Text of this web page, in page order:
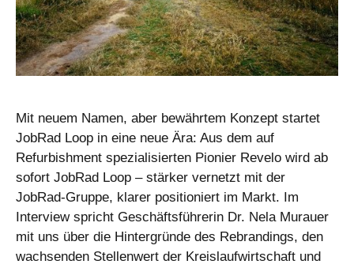
Mit neuem Namen, aber bewährtem Konzept startet
JobRad Loop in eine neue Ära: Aus dem auf
Refurbishment spezialisierten Pionier Revelo wird ab
sofort JobRad Loop – stärker vernetzt mit der
JobRad-Gruppe, klarer positioniert im Markt. Im
Interview spricht Geschäftsführerin Dr. Nela Murauer
mit uns über die Hintergründe des Rebrandings, den
wachsenden Stellenwert der Kreislaufwirtschaft und